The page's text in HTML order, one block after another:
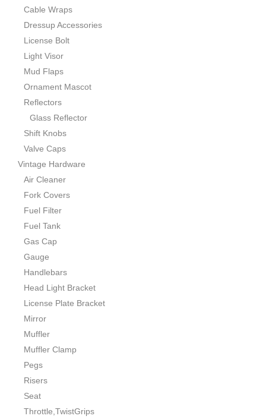
Cable Wraps
Dressup Accessories
License Bolt
Light Visor
Mud Flaps
Ornament Mascot
Reflectors
Glass Reflector
Shift Knobs
Valve Caps
Vintage Hardware
Air Cleaner
Fork Covers
Fuel Filter
Fuel Tank
Gas Cap
Gauge
Handlebars
Head Light Bracket
License Plate Bracket
Mirror
Muffler
Muffler Clamp
Pegs
Risers
Seat
Throttle,TwistGrips